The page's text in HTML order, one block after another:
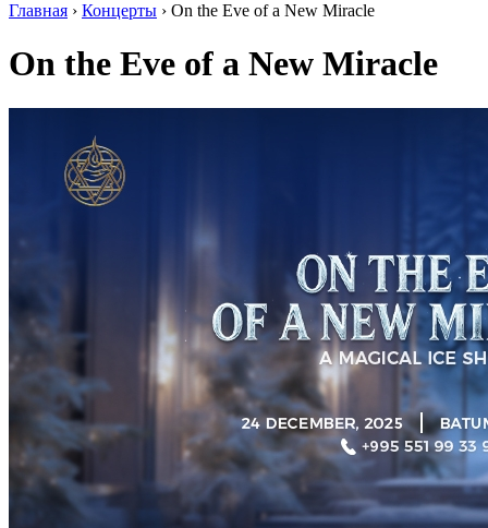
Главная › Концерты › On the Eve of a New Miracle
On the Eve of a New Miracle